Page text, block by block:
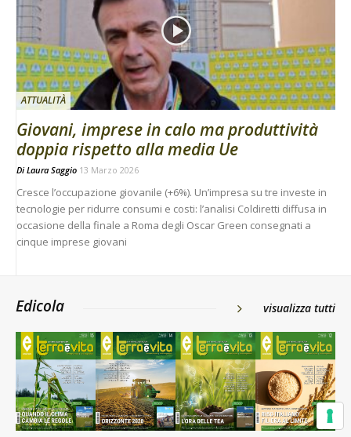
ATTUALITÀ
Giovani, imprese in calo ma produttività
doppia rispetto alla media Ue
Di Laura Saggio 13 Marzo 2026
Cresce l’occupazione giovanile (+6%). Un’impresa su tre investe in
tecnologie per ridurre consumi e costi: l’analisi Coldiretti diffusa in
occasione della finale a Roma degli Oscar Green consegnati a
cinque imprese giovani
Edicola visualizza tutti